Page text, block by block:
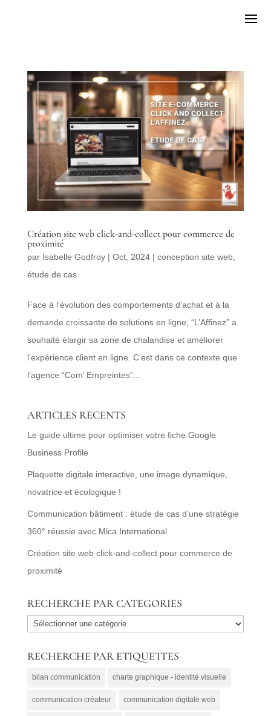
Création site web click-and-collect pour commerce de
proximité
par Isabelle Godfroy| Oct, 2024| conception site web,
étude de cas
Face à l’évolution des comportements d’achat et à la
demande croissante de solutions en ligne, “L’Affinez” a
souhaité élargir sa zone de chalandise et améliorer
l’expérience client en ligne. C’est dans ce contexte que
l’agence “Com’ Empreintes”...
ARTICLES RECENTS
Le guide ultime pour optimiser votre fiche Google
Business Profile
Plaquette digitale interactive, une image dynamique,
novatrice et écologique !
Communication bâtiment : étude de cas d’une stratégie
360° réussie avec Mica International
Création site web click-and-collect pour commerce de
proximité
RECHERCHE PAR CATEGORIES
RECHERCHE
CATEGORIES
RECHERCHE PAR ETIQUETTES
bilan communication charte graphique - identité visuelle
communication créateur communication digitale web